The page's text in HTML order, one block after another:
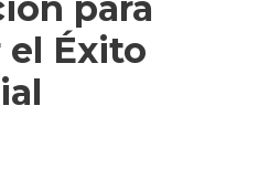
el Éxito